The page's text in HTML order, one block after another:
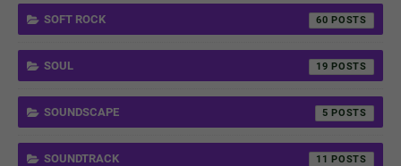
SOFT ROCK 60
SOUL 19
SOUNDSCAPE 5
SOUNDTRACK 11